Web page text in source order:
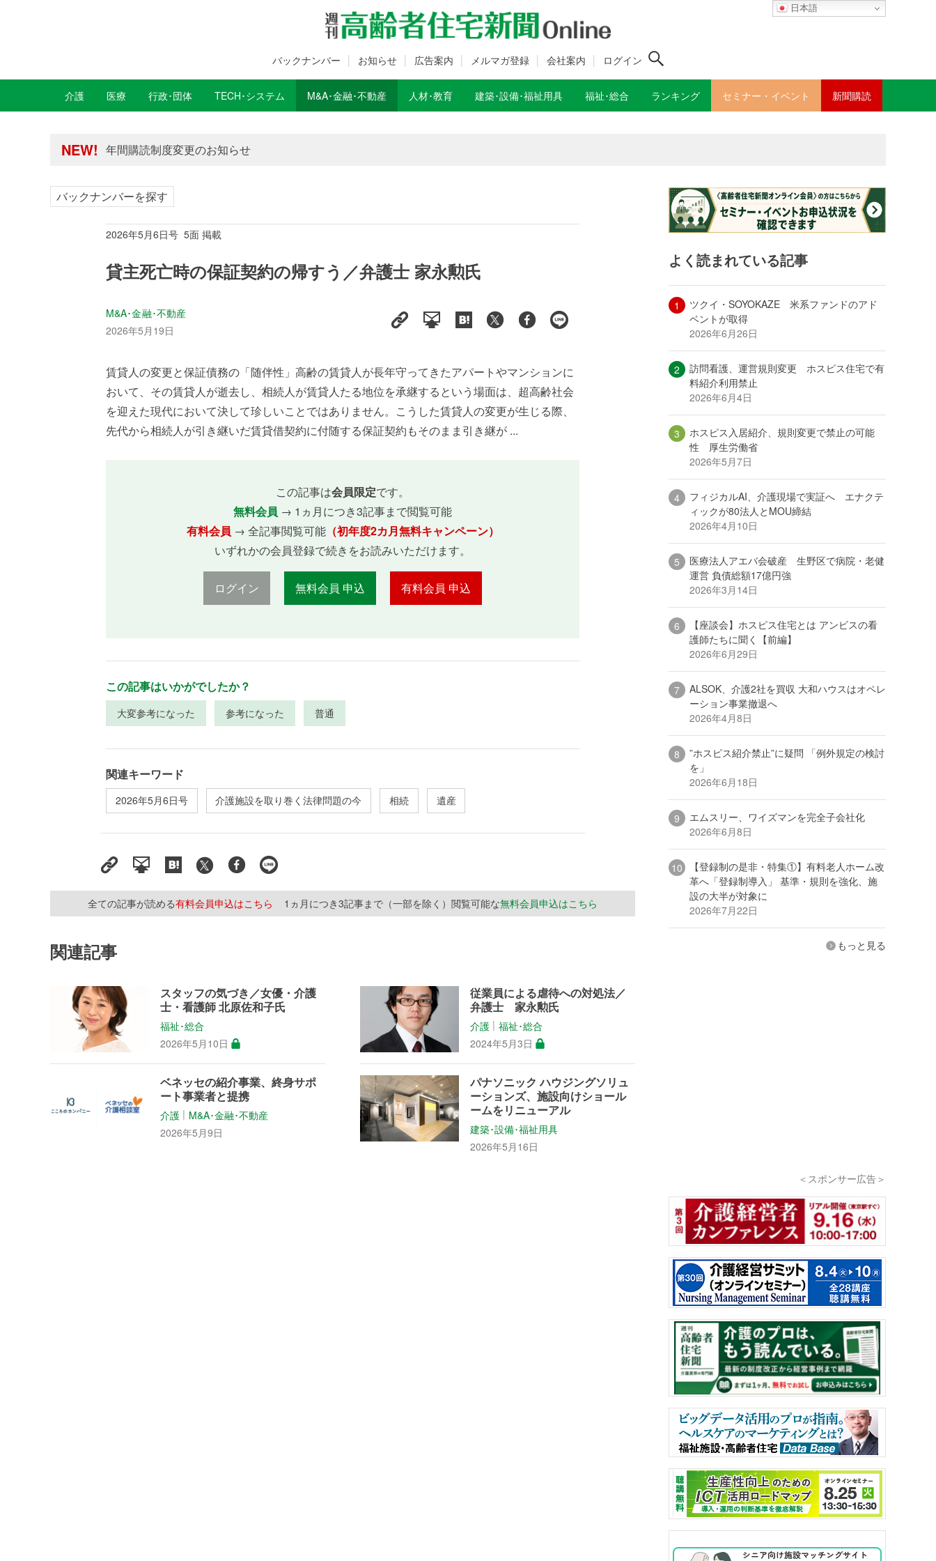
日本語
バックナンバー お知らせ 広告案内 メルマガ登録 会社案内 ログイン
介護 医療 行政･団体 TECH･システム M&A･金融･不動産 人材･教育 建築･設備･福祉用具 福祉･総合 ランキング セミナー・イベント 新聞購読
NEW!
年間購読制度変更のお知らせ
年間購読制度変更のお知らせ
高齢者住宅新聞 無料会員の皆様へ閲覧本数変更のお知らせ
バックナンバーを探す
2026年5月6日号 5面 掲載
貸主死亡時の保証契約の帰すう／弁護士 家永勲氏
M&A･金融･不動産
2026年5月19日
賃貸人の変更と保証債務の「随伴性」高齢の賃貸人が長年守ってきたアパートやマンションに
おいて、その賃貸人が逝去し、相続人が賃貸人たる地位を承継するという場面は、超高齢社会
を迎えた現代において決して珍しいことではありません。こうした賃貸人の変更が生じる際、
先代から相続人が引き継いだ賃貸借契約に付随する保証契約もそのまま引き継が ...
この記事は会員限定です。
無料会員 → 1ヵ月につき3記事まで閲覧可能
有料会員 → 全記事閲覧可能（初年度2カ月無料キャンペーン）
いずれかの会員登録で続きをお読みいただけます。
ログイン 無料会員 申込 有料会員 申込
この記事はいかがでしたか？
大変参考になった 参考になった 普通
関連キーワード
2026年5月6日号 介護施設を取り巻く法律問題の今 相続 遺産
全ての記事が読める有料会員申込はこちら 1ヵ月につき3記事まで（一部を除く）閲覧可能な無料会員申込はこちら
関連記事
スタッフの気づき／女優・介護
士・看護師 北原佐和子氏
福祉･総合
2026年5月10日
従業員による虐待への対処法／
弁護士 家永勲氏
介護 │福祉･総合
2024年5月3日
ベネッセの紹介事業、終身サポ
ート事業者と提携
介護 │ M&A･金融･不動産
2026年5月9日
パナソニック ハウジングソリュ
ーションズ、施設向けショール
ームをリニューアル
建築･設備･福祉用具
2026年5月16日
よく読まれている記事
ツクイ・SOYOKAZE 米系ファンドのアド
ベントが取得
2026年6月26日
訪問看護、運営規則変更 ホスピス住宅で有
料紹介利用禁止
2026年6月4日
ホスピス入居紹介、規則変更で禁止の可能
性 厚生労働省
2026年5月7日
フィジカルAI、介護現場で実証へ エナクテ
ィックが80法人とMOU締結
2026年4月10日
医療法人アエバ会破産 生野区で病院・老健
運営 負債総額17億円強
2026年3月14日
【座談会】ホスピス住宅とは アンビスの看
護師たちに聞く【前編】
2026年6月29日
ALSOK、介護2社を買収 大和ハウスはオペレ
ーション事業撤退へ
2026年4月8日
”ホスピス紹介禁止”に疑問 「例外規定の検討
を」
2026年6月18日
エムスリー、ワイズマンを完全子会社化
2026年6月8日
【登録制の是非・特集①】有料老人ホーム改
革へ「登録制導入」 基準・規則を強化、施
設の大半が対象に
2026年7月22日
もっと見る
＜スポンサー広告＞